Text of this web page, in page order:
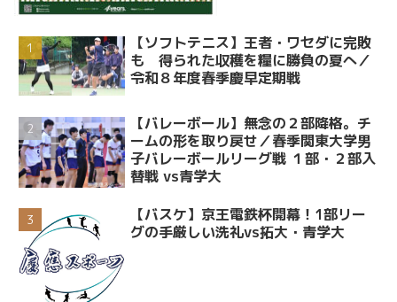
【ソフトテニス】王者・ワセダに完敗
も 得られた収穫を糧に勝負の夏へ／
令和８年度春季慶早定期戦
【バレーボール】無念の２部降格。チ
ームの形を取り戻せ／春季関東大学男
子バレーボールリーグ戦 １部・２部入
替戦 vs青学大
【バスケ】京王電鉄杯開幕！1部リー
グの手厳しい洗礼vs拓大・青学大